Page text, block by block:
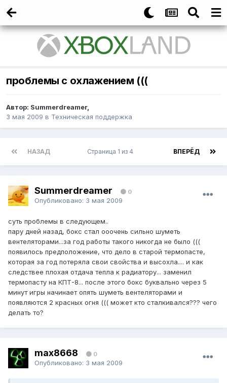
проблемы с охлажением (((
Автор: Summerdreamer,
3 мая 2009 в Техническая поддержка
НАЗАД ВПЕРЁД
Страница 1 из 4
Summerdreamer 0
Опубликовано: 3 мая 2009
суть проблемы в следующем..
пару дней назад, бокс стал ооочень сильно шуметь
вентеляторами...за год работы такого никогда не было (((
появилось предположение, что дело в старой термопасте,
которая за год потеряла свои свойства и высохла.... и как
следствее плохая отдача тепла к радиатору... заменил
термопасту на КПТ-8... после этого бокс буквально через 5
минут игры начинает опять шуметь вентеляторами и
появляются 2 красных огня ((( может кто сталкивался??? чего
делать то?
max8668 0
Опубликовано: 3 мая 2009